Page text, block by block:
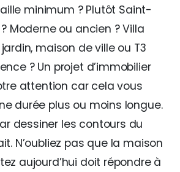
minimum ? Plutôt Saint-
Moderne ou ancien ? Villa
maison de ville ou T3
? Un projet d’immobilier
attention car cela vous
durée plus ou moins longue.
dessiner les contours du
N’oubliez pas que la maison
aujourd’hui doit répondre à